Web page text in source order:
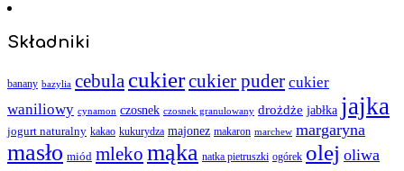
Składniki
banany bazylia cebula cukiercukier puder cukier
waniliowy cynamon czosnek czosnek granulowany drożdże jabłka jajka
jogurt naturalny kakao kukurydza majonez makaron marchew margaryna
masło miód mleko mąka natka pietruszki ogórek olej oliwa